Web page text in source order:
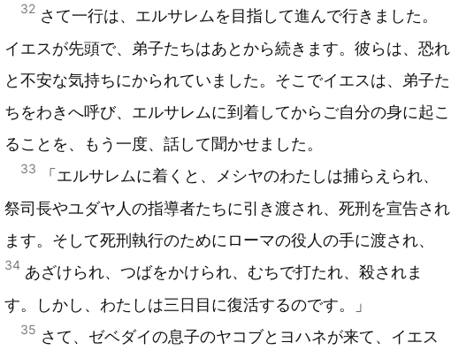
32 さて一行は、エルサレムを目指して進んで行きました。
イエスが先頭で、弟子たちはあとから続きます。彼らは、恐れ
と不安な気持ちにかられていました。そこでイエスは、弟子た
ちをわきへ呼び、エルサレムに到着してからご自分の身に起こ
ることを、もう一度、話して聞かせました。
33
「エルサレムに着くと、メシヤのわたしは捕らえられ、
祭司長やユダヤ人の指導者たちに引き渡され、死刑を宣告され
ます。そして死刑執行のためにローマの役人の手に渡され、
34 あざけられ、つばをかけられ、むちで打たれ、殺されま
す。しかし、わたしは三日目に復活するのです。」
35 さて、ゼベダイの息子のヤコブとヨハネが来て、イエス